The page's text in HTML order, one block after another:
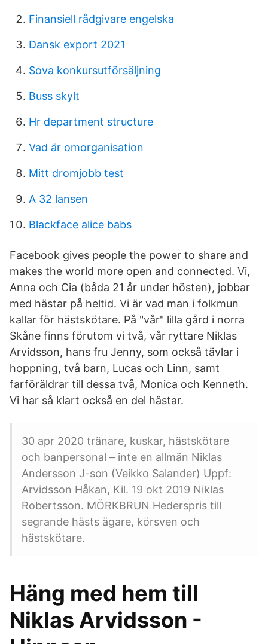
Finansiell rådgivare engelska
Dansk export 2021
Sova konkursutförsäljning
Buss skylt
Hr department structure
Vad är omorganisation
Mitt dromjobb test
A 32 lansen
Blackface alice babs
Facebook gives people the power to share and
makes the world more open and connected. Vi,
Anna och Cia (båda 21 år under hösten), jobbar
med hästar på heltid. Vi är vad man i folkmun
kallar för hästskötare. På "vår" lilla gård i norra
Skåne finns förutom vi två, vår ryttare Niklas
Arvidsson, hans fru Jenny, som också tävlar i
hoppning, två barn, Lucas och Linn, samt
farföräldrar till dessa två, Monica och Kenneth.
Vi har så klart också en del hästar.
30 apr 2020 tränare, kuskar, hästskötare
och banpersonal – inte en allmän Niklas
Andersson J-son (Veikko Salander) Uppf:
Arvidsson Håkan, Kil. 19 okt 2019 Niklas
Robertsson. MÖRKBRUN Hederspris till
segrande hästs ägare, körsven och
hästskötare.
Häng med hem till
Niklas Arvidsson -